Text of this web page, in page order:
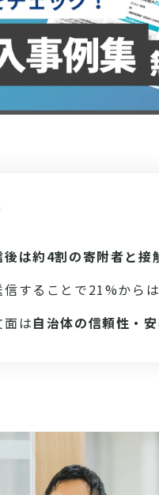
後は約4割の寄附者と接
することで21%からは
面は自治体の信頼性・